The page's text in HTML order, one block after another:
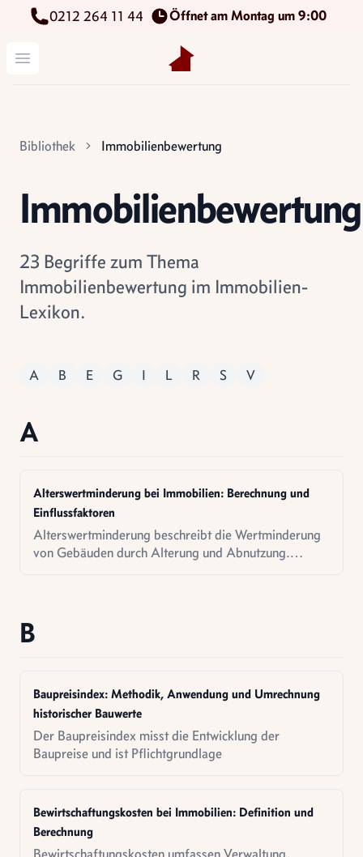
0212 264 11 44 Öffnet am Montag um 9:00
Menü öffnen Kettenbach Immobilien GmbH
Bibliothek Immobilienbewertung
Immobilienbewertung
23 Begriffe zum Thema
Immobilienbewertung im Immobilien-
Lexikon.
A B E G I L R S V
A
Alterswertminderung bei Immobilien: Berechnung und
Einflussfaktoren
Alterswertminderung beschreibt die Wertminderung
von Gebäuden durch Alterung und Abnutzung.
B
Baupreisindex: Methodik, Anwendung und Umrechnung
historischer Bauwerte
Der Baupreisindex misst die Entwicklung der
Baupreise und ist Pflichtgrundlage
Bewirtschaftungskosten bei Immobilien: Definition und
Berechnung